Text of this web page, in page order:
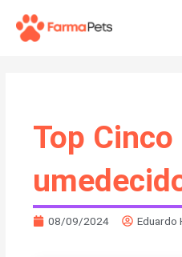
para
Top
08/09/2024 Eduardo